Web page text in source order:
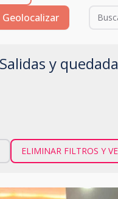
Geolocalizar
y
ELIMINAR FILTROS Y